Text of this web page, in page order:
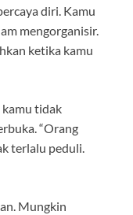
diri. Kamu
mengorganisir.
ketika kamu
kamu tidak
“Orang
terlalu peduli.
Mungkin